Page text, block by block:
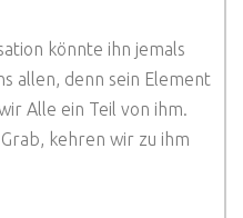
könnte ihn jemals
allen, denn sein Element
Alle ein Teil von ihm.
kehren wir zu ihm